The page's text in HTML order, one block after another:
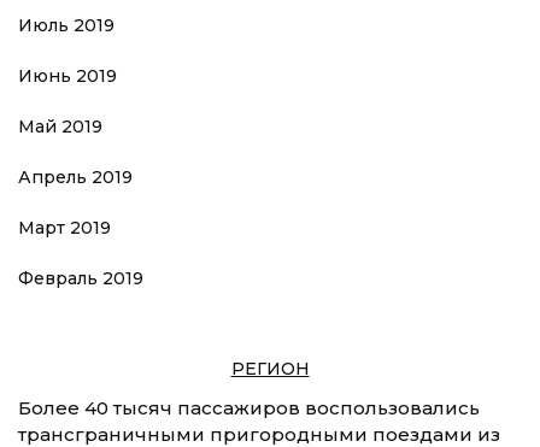
Июль 2019
Июнь 2019
Май 2019
Апрель 2019
Март 2019
Февраль 2019
РЕГИОН
Более 40 тысяч пассажиров воспользовались
трансграничными пригородными поездами из